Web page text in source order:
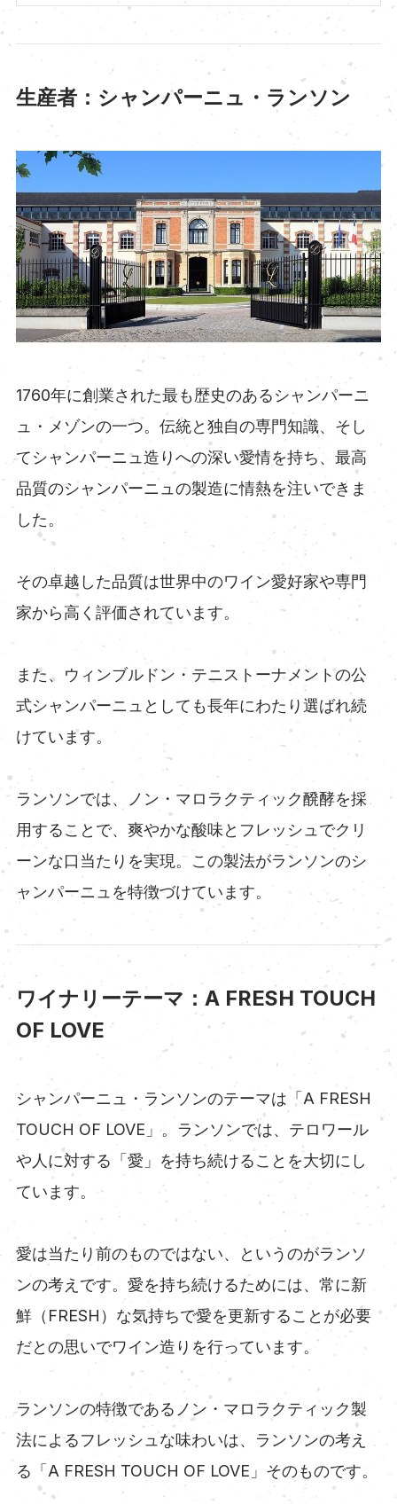
生産者：シャンパーニュ・ランソン
1760年に創業された最も歴史のあるシャンパーニ
ュ・メゾンの一つ。伝統と独自の専門知識、そし
てシャンパーニュ造りへの深い愛情を持ち、最高
品質のシャンパーニュの製造に情熱を注いできま
した。
その卓越した品質は世界中のワイン愛好家や専門
家から高く評価されています。
また、ウィンブルドン・テニストーナメントの公
式シャンパーニュとしても長年にわたり選ばれ続
けています。
ランソンでは、ノン・マロラクティック醗酵を採
用することで、爽やかな酸味とフレッシュでクリ
ーンな口当たりを実現。この製法がランソンのシ
ャンパーニュを特徴づけています。
ワイナリーテーマ：A FRESH TOUCH
OF LOVE
シャンパーニュ・ランソンのテーマは「A FRESH
TOUCH OF LOVE」。ランソンでは、テロワール
や人に対する「愛」を持ち続けることを大切にし
ています。
愛は当たり前のものではない、というのがランソ
ンの考えです。愛を持ち続けるためには、常に新
鮮（FRESH）な気持ちで愛を更新することが必要
だとの思いでワイン造りを行っています。
ランソンの特徴であるノン・マロラクティック製
法によるフレッシュな味わいは、ランソンの考え
る「A FRESH TOUCH OF LOVE」そのものです。